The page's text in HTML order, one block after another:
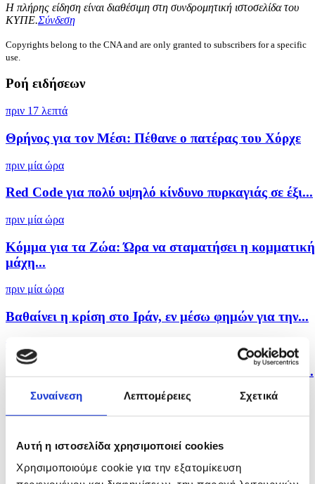
Συναίνεση Λεπτομέρειες Σχετικά
Αυτή η ιστοσελίδα χρησιμοποιεί cookies
Χρησιμοποιούμε cookie για την εξατομίκευση
Η πλήρης είδηση είναι διαθέσιμη στη συνδρομητική ιστοσελίδα του
ΚΥΠΕ.Σύνδεση
Copyrights belong to the CNA and are only granted to subscribers for a specific
use.
Ροή ειδήσεων
πριν 17 λεπτά
Θρήνος για τον Μέσι: Πέθανε ο πατέρας του Χόρχε
πριν μία ώρα
Red Code για πολύ υψηλό κίνδυνο πυρκαγιάς σε έξι...
πριν μία ώρα
Κόμμα για τα Ζώα: Ώρα να σταματήσει η κομματική
μάχη...
πριν μία ώρα
Βαθαίνει η κρίση στο Ιράν, εν μέσω φημών για την...
Συνεχίζεται η πτώση της στάθμης του Δούναβη στη...